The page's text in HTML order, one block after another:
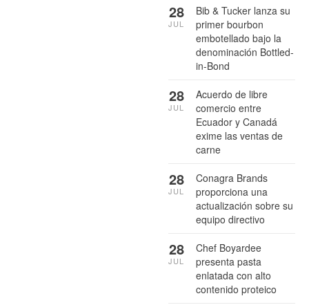
Bib & Tucker lanza su
primer bourbon
embotellado bajo la
denominación Bottled-
in-Bond
28
JUL
Acuerdo de libre
comercio entre
Ecuador y Canadá
exime las ventas de
carne
28
JUL
Conagra Brands
proporciona una
actualización sobre su
equipo directivo
28
JUL
Chef Boyardee
presenta pasta
enlatada con alto
contenido proteico
28
JUL